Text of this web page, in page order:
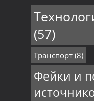
(57)
Транспорт(8)
Фейки и